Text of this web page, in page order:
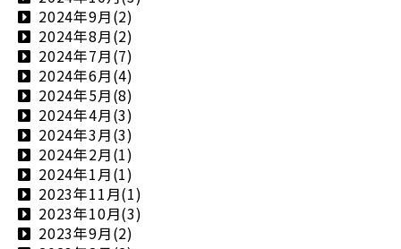
2024年9月(2)
2024年8月(2)
2024年7月(7)
2024年6月(4)
2024年5月(8)
2024年4月(3)
2024年3月(3)
2024年2月(1)
2024年1月(1)
2023年11月(1)
2023年10月(3)
2023年9月(2)